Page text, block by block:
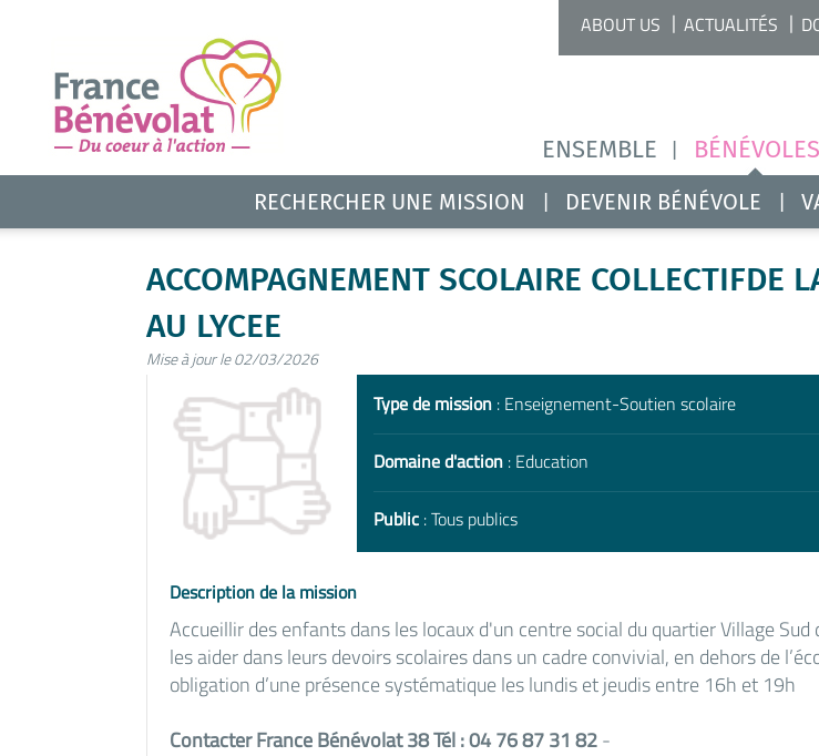
ENSEMBLE BÉNÉVOLES
ABOUT US ACTUALITÉS
RECHERCHER UNE MISSION DEVENIR BÉNÉVOLE
ACCOMPAGNEMENT SCOLAIRE COLLECTIFDE
AU LYCEE
Mise à jour le 02/03/2026
Type de mission: Enseignement-Soutien scolaire
Domaine d'action: Education
Public: Tous publics
Description de la mission
Accueillir des enfants dans les locaux d'un centre social du quartier Village Sud
les aider dans leurs devoirs scolaires dans un cadre convivial, en dehors de
obligation d’une présence systématique les lundis et jeudis entre 16h et 19h
Contacter France Bénévolat 38 Tél : 04 76 87 31 82-